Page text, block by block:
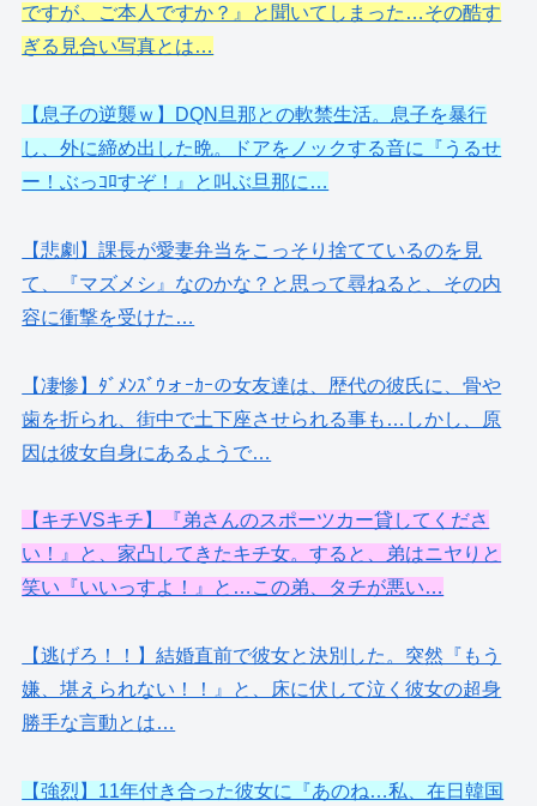
ですが、ご本人ですか？』と聞いてしまった…その酷す
ぎる見合い写真とは…
【息子の逆襲ｗ】DQN旦那との軟禁生活。息子を暴行
し、外に締め出した晩。ドアをノックする音に『うるせ
ー！ぶっｺﾛすぞ！』と叫ぶ旦那に…
【悲劇】課長が愛妻弁当をこっそり捨てているのを見
て、『マズメシ』なのかな？と思って尋ねると、その内
容に衝撃を受けた…
【凄惨】ﾀﾞﾒﾝｽﾞｳォｰｶｰの女友達は、歴代の彼氏に、骨や
歯を折られ、街中で土下座させられる事も…しかし、原
因は彼女自身にあるようで…
【キチVSキチ】『弟さんのスポーツカー貸してくださ
い！』と、家凸してきたキチ女。すると、弟はニヤりと
笑い『いいっすよ！』と…この弟、タチが悪い…
【逃げろ！！】結婚直前で彼女と決別した。突然『もう
嫌、堪えられない！！』と、床に伏して泣く彼女の超身
勝手な言動とは…
【強烈】11年付き合った彼女に『あのね…私、在日韓国